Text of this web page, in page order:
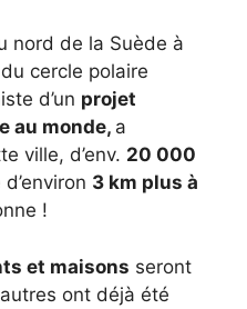
nord de la Suède à
cercle polaire
d’un projet
au monde, a
ville, d’env. 20 000
3 km plus à
!
et maisons seront
ont déjà été